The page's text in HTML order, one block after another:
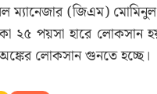
ম্যানেজার (জিএম)
২৫ পয়সা হারে লোকসান
লোকসান গুনতে হচ্ছে।